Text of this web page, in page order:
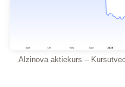
Alzinova aktiekurs –